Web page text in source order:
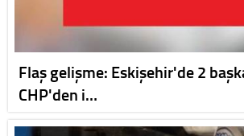
Flaş gelişme: Eskişehir'de 2
CHP'den i…